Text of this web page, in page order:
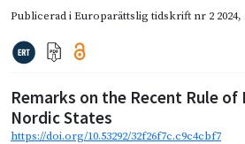
Publicerad iEuroparättslig tidskrift nr 2 2024,
Remarks on the Recent Rule of
Nordic States
https://doi.org/10.53292/32f26f7c.c9c4cbf7